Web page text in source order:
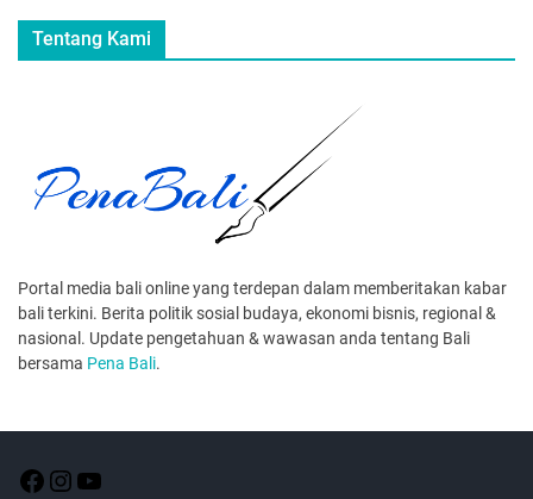
Tentang Kami
Portal media bali online yang terdepan dalam memberitakan kabar
bali terkini. Berita politik sosial budaya, ekonomi bisnis, regional &
nasional. Update pengetahuan & wawasan anda tentang Bali
bersama Pena Bali.